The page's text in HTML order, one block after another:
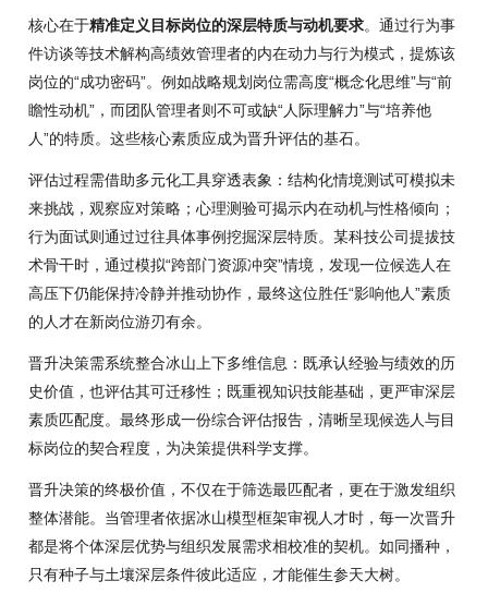
核心在于精准定义目标岗位的深层特质与动机要求。通过行为事
件访谈等技术解构高绩效管理者的内在动力与行为模式，提炼该
岗位的“成功密码”。例如战略规划岗位需高度“概念化思维”与“前
瞻性动机”，而团队管理者则不可或缺“人际理解力”与“培养他
人”的特质。这些核心素质应成为晋升评估的基石。
评估过程需借助多元化工具穿透表象：结构化情境测试可模拟未
来挑战，观察应对策略；心理测验可揭示内在动机与性格倾向；
行为面试则通过过往具体事例挖掘深层特质。某科技公司提拔技
术骨干时，通过模拟“跨部门资源冲突”情境，发现一位候选人在
高压下仍能保持冷静并推动协作，最终这位胜任“影响他人”素质
的人才在新岗位游刃有余。
晋升决策需系统整合冰山上下多维信息：既承认经验与绩效的历
史价值，也评估其可迁移性；既重视知识技能基础，更严审深层
素质匹配度。最终形成一份综合评估报告，清晰呈现候选人与目
标岗位的契合程度，为决策提供科学支撑。
晋升决策的终极价值，不仅在于筛选最匹配者，更在于激发组织
整体潜能。当管理者依据冰山模型框架审视人才时，每一次晋升
都是将个体深层优势与组织发展需求相校准的契机。如同播种，
只有种子与土壤深层条件彼此适应，才能催生参天大树。